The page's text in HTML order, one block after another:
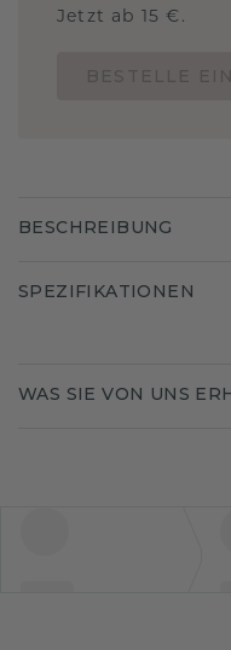
Jetzt ab 15 €.
BESCHREIBUNG
SPEZIFIKATIONEN
WAS SIE VON UNS